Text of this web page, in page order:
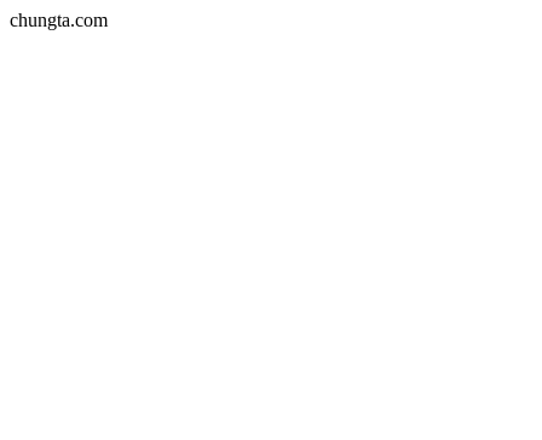
chungta.com